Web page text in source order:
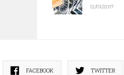
12/01/2017
FACEBOOK TWITTER